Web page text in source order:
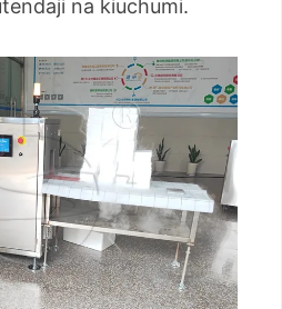
na kiuchumi.